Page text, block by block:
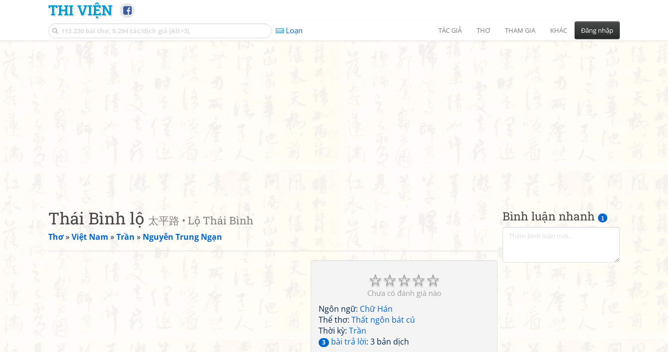
THI VIỆN
Loạn TÁC GIẢ THƠ THAM GIA KHÁC Đăng nhập
Bình luận nhanh 1
Thái Bình lộ 太平路 • Lộ Thái Bình
Thơ»Việt Nam »Trần » Nguyễn Trung Ngạn
☆
☆
☆
☆
☆
Chưa có đánh giá nào
Ngôn ngữ: Chữ Hán
Thể thơ: Thất ngôn bát cú
Thời kỳ: Trần
3 bài trả lời: 3 bản dịch